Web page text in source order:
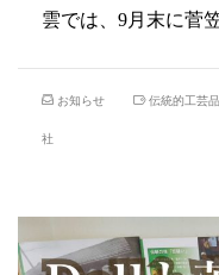
雲では、9月末に菅
お知らせ 伝統的工芸品
社